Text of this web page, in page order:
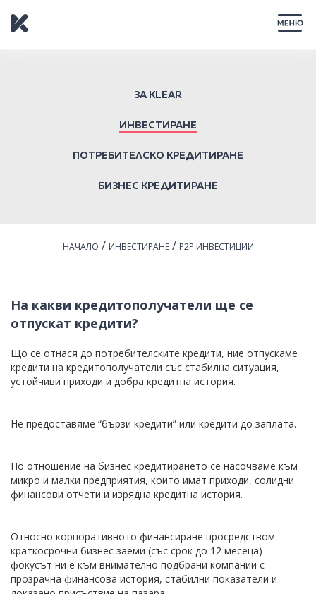
ЗА KLEAR
ИНВЕСТИРАНЕ
ПОТРЕБИТЕЛСКО КРЕДИТИРАНЕ
БИЗНЕС КРЕДИТИРАНЕ
НАЧАЛО / ИНВЕСТИРАНЕ/ P2P ИНВЕСТИЦИИ
На какви кредитополучатели ще се
отпускат кредити?
Що се отнася до потребителските кредити, ние отпускаме
кредити на кредитополучатели със стабилна ситуация,
устойчиви приходи и добра кредитна история.
Не предоставяме “бързи кредити” или кредити до заплата.
По отношение на бизнес кредитирането се насочваме към
микро и малки предприятия, които имат приходи, солидни
финансови отчети и изрядна кредитна история.
Относно корпоративното финансиране просредством
краткосрочни бизнес заеми (със срок до 12 месеца) –
фокусът ни е към внимателно подбрани компании с
прозрачна финансова история, стабилни показатели и